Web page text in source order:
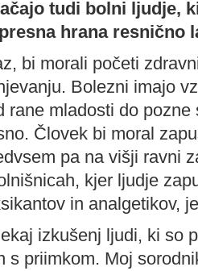
tudi bolni ljudje,
hrana resnično
bi morali početi
Bolezni imajo
rane mladosti do
Človek bi moral
pa na višji ravni
kjer ljudje
in analgetikov,
izkušenj ljudi, ki so
s priimkom. Moj